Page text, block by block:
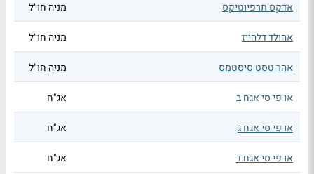
אדקס תרפיוטיקס מניה חו"ל
אהולד דלהייז מניה חו"ל
אהר טסט סיסטמס מניה חו"ל
או פי סי אגח ב אג"ח
או פי סי אגח ג אג"ח
או פי סי אגח ד אג"ח